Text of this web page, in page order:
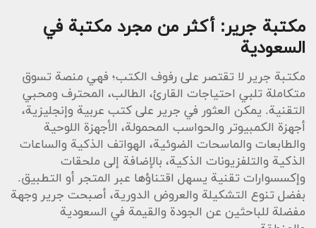
مكتبة جرير: أكثر من مجرد مكتبة في
السعودية
مكتبة جرير لا تقتصر على رفوف الكتب؛ فهي منصة تسوق
متكاملة تلبي احتياجات القارئ، الطالب، المحترف ومحبي
التقنية. يمكن العثور في جرير على كتب عربية وإنجليزية،
أجهزة الكمبيوتر والحواسب المحمولة، الأجهزة اللوحية
والطابعات والماسحات الضوئية، الهواتف الذكية والساعات
الذكية والتلفزيونات الذكية، بالإضافة إلى ملحقات
وإكسسوارات تقنية يسهل اقتناؤها عبر المتجر أو التطبيق.
بفضل تنوع التشكيلة والعروض الدورية، أصبحت جرير وجهة
مفضلة للباحثين عن الجودة والقيمة في السعودية